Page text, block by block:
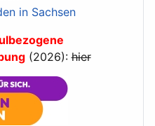
in Sachsen
(2026):hier